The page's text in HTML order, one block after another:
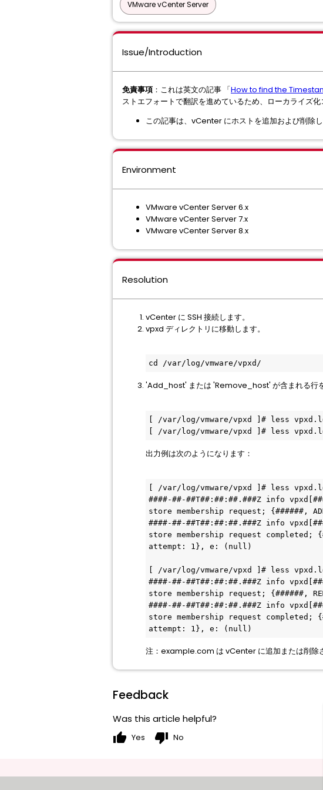
VMware vCenter Server
Issue/Introduction
免責事項 ：これは英文の記事 「How to find the
ストエフォートで翻訳を進めているため、ローカライズ
この記事は、vCenter にホストを追加および削除
Environment
VMware vCenter Server 6.x
VMware vCenter Server 7.x
VMware vCenter Server 8.x
Resolution
vCenter に SSH 接続します。
vpxd ディレクトリに移動します。
cd /var/log/vmware/vpxd/
'Add_host' または 'Remove_host' が含まれる行を
[ /var/log/vmware/vpxd ]# less
[ /var/log/vmware/vpxd ]# less
出力例は次のようになります：
[ /var/log/vmware/vpxd ]# less
####-##-##T##:##:##.###Z info
store membership request; {######,
####-##-##T##:##:##.###Z info
store membership request completed;
attempt: 1}, e: (null)
[ /var/log/vmware/vpxd ]# less
####-##-##T##:##:##.###Z info
store membership request; {######,
####-##-##T##:##:##.###Z info
store membership request completed;
注：example.com は vCenter に追加または削除さ
Feedback
Was this article helpful?
thumb_up Yes thumb_down No